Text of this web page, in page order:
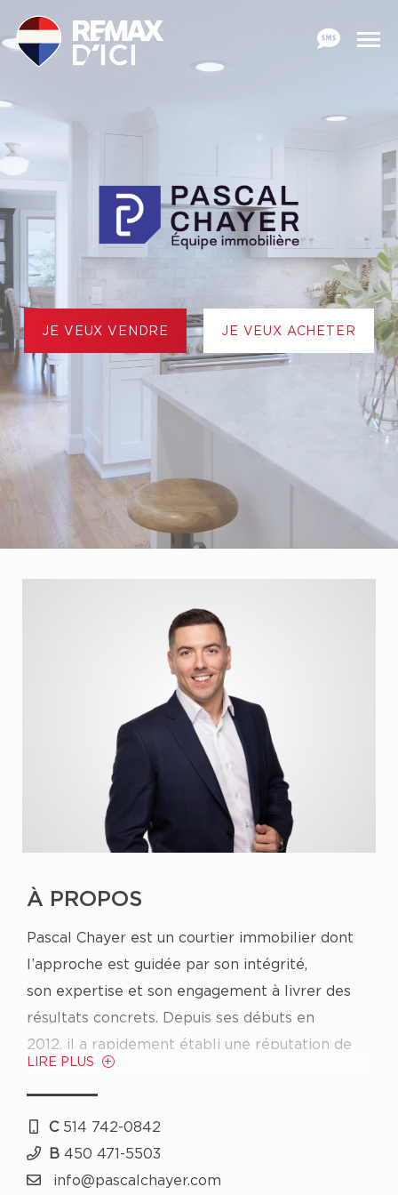
JE VEUX VENDRE JE VEUX ACHETER
À PROPOS
Pascal Chayer est un courtier immobilier dont
l’approche est guidée par son intégrité,
son expertise et son engagement à livrer des
résultats concrets. Depuis ses débuts en
2012, il a rapidement établi une réputation de
confiance en offrant des services précis
et en répondant aux attentes de ses clients,
souvent au-delà de ce qu’ils imaginaient.
Pascal est motivé par le désir d’aider les gens à
trouver la propriété idéale. Il trouve
LIRE PLUS
C 514 742-0842
B 450 471-5503
info@pascalchayer.com